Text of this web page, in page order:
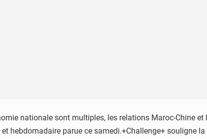
nationale sont multiples, les relations Maroc-Chine
hebdomadaire parue ce samedi.+Challenge+ souligne